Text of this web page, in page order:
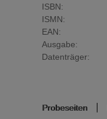
ISBN:
ISMN:
EAN:
Ausgabe:
Datenträger:
Probeseiten